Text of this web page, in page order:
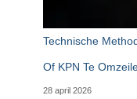
Technische
Of KPN Te
28 april 2026